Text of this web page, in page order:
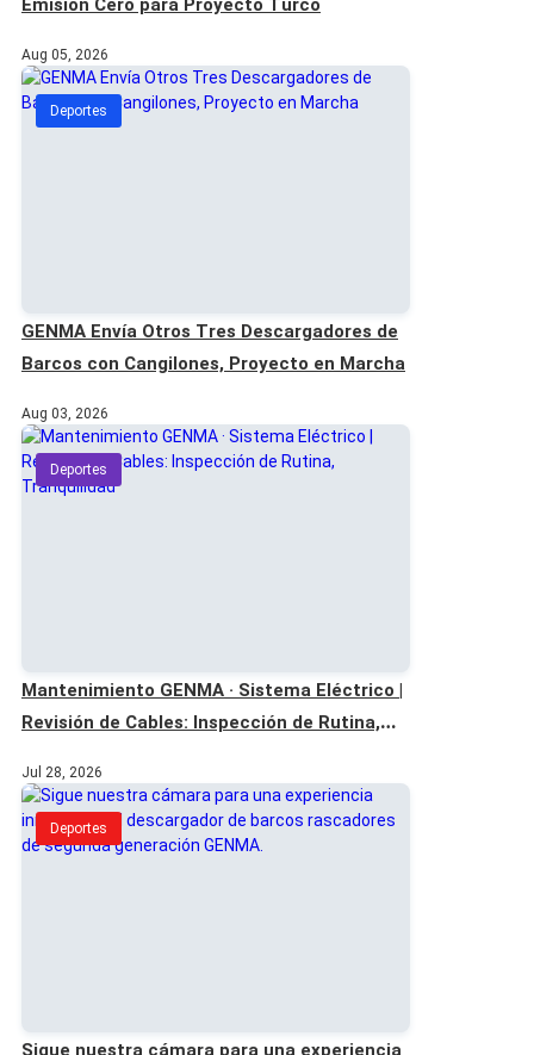
Aug 05, 2026
Deportes
GENMA Envía Otros Tres Descargadores de
Barcos con Cangilones, Proyecto en Marcha
Aug 03, 2026
Deportes
Mantenimiento GENMA · Sistema Eléctrico |
Revisión de Cables: Inspección de Rutina,
Jul 28, 2026
Deportes
Sigue nuestra cámara para una experiencia